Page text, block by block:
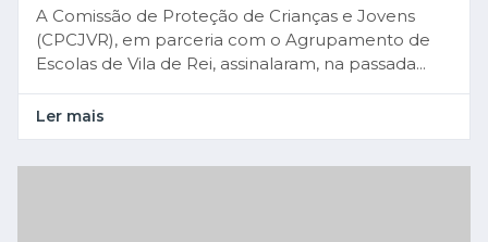
A Comissão de Proteção de Crianças e Jovens
(CPCJVR), em parceria com o Agrupamento de
Escolas de Vila de Rei, assinalaram, na passada...
Ler mais